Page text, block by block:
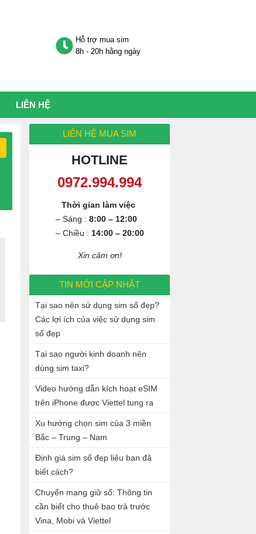
Hỗ trợ mua sim
8h - 20h hằng ngày
LIÊN HỆ
LIÊN HỆ MUA SIM
HOTLINE
Thời gian làm việc
– Sáng : 8:00 – 12:00
– Chiều : 14:00 – 20:00
Xin cảm ơn!
TIN MỚI CẬP NHẬT
Tại sao nên sử dụng sim số đẹp?
Các lợi ích của việc sử dụng sim
số đẹp
Tại sao người kinh doanh nên
dùng sim taxi?
Video hướng dẫn kích hoạt eSIM
trên iPhone được Viettel tung ra
Xu hướng chọn sim của 3 miền
Bắc – Trung – Nam
Định giá sim số đẹp liệu bạn đã
biết cách?
Chuyển mạng giữ số: Thông tin
cần biết cho thuê bao trả trước
Vina, Mobi và Viettel